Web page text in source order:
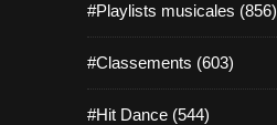
#Playlists musicales (856)
#Classements (603)
#Hit Dance (544)